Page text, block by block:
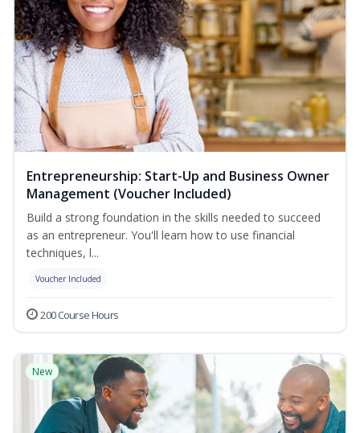
Entrepreneurship: Start-Up and Business Owner
Management (Voucher Included)
Build a strong foundation in the skills needed to succeed
as an entrepreneur. You'll learn how to use financial
techniques, l...
Voucher Included
200 Course Hours
New